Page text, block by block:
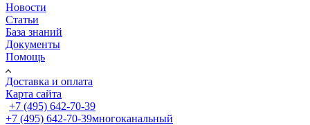
Новости
Статьи
База знаний
Документы
Помощь
Доставка и оплата
Карта сайта
+7 (495) 642-70-39
+7 (495) 642-70-39многоканальный